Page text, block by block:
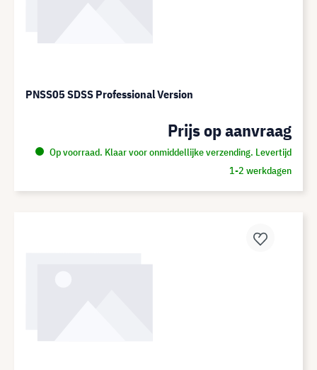
PNSS05 SDSS Professional Version
Prijs op aanvraag
Op voorraad. Klaar voor onmiddellijke verzending. Levertijd
1-2 werkdagen